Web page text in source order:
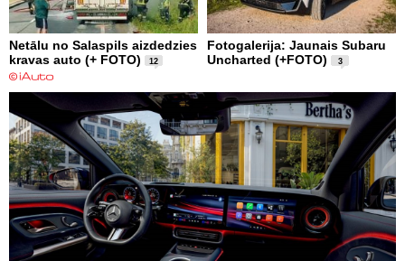
Netālu no Salaspils aizdedzies
kravas auto (+ FOTO)
12
Fotogalerija: Jaunais Subaru
Uncharted (+FOTO)
3